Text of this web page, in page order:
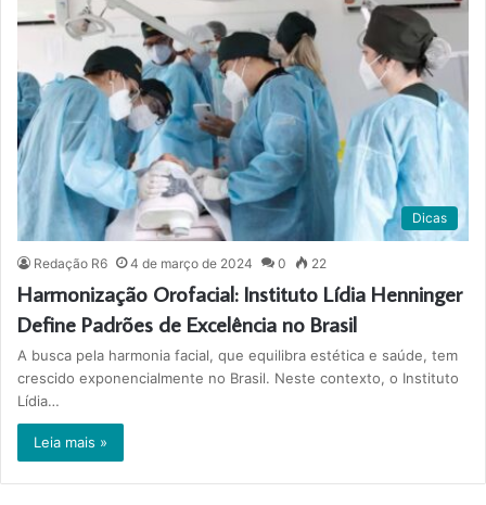
Dicas
Redação R6 4 de março de 2024 0 22
Harmonização Orofacial: Instituto Lídia Henninger
Define Padrões de Excelência no Brasil
A busca pela harmonia facial, que equilibra estética e saúde, tem
crescido exponencialmente no Brasil. Neste contexto, o Instituto
Lídia…
Leia mais »